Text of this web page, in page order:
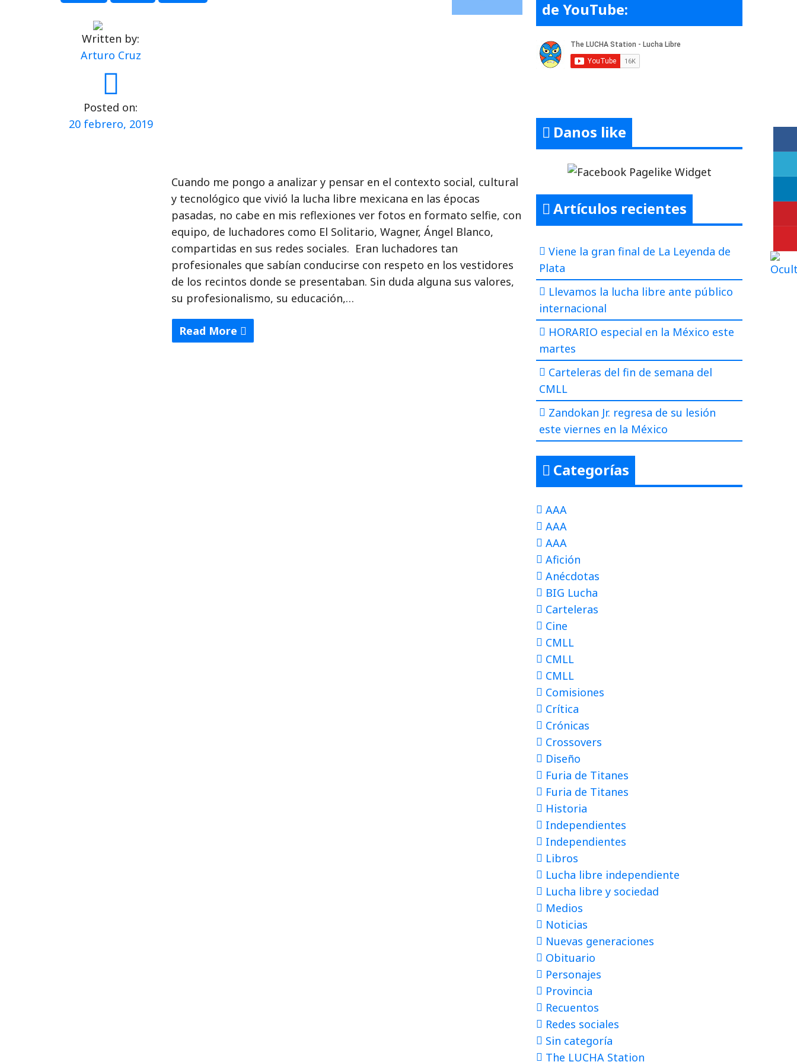
Written by:
Arturo Cruz
Posted on:
20 febrero, 2019
Cuando me pongo a analizar y pensar en el contexto social, cultural
y tecnológico que vivió la lucha libre mexicana en las épocas
pasadas, no cabe en mis reflexiones ver fotos en formato selfie, con
equipo, de luchadores como El Solitario, Wagner, Ángel Blanco,
compartidas en sus redes sociales. Eran luchadores tan
profesionales que sabían conducirse con respeto en los vestidores
de los recintos donde se presentaban. Sin duda alguna sus valores,
su profesionalismo, su educación,…
Read More
de YouTube:
Danos like
Artículos recientes
Viene la gran final de La Leyenda de
Plata
Llevamos la lucha libre ante público
internacional
HORARIO especial en la México este
martes
Carteleras del fin de semana del
CMLL
Zandokan Jr. regresa de su lesión
este viernes en la México
Categorías
AAA
AAA
AAA
Afición
Anécdotas
BIG Lucha
Carteleras
Cine
CMLL
CMLL
CMLL
Comisiones
Crítica
Crónicas
Crossovers
Diseño
Furia de Titanes
Furia de Titanes
Historia
Independientes
Independientes
Libros
Lucha libre independiente
Lucha libre y sociedad
Medios
Noticias
Nuevas generaciones
Obituario
Personajes
Provincia
Recuentos
Redes sociales
Sin categoría
The LUCHA Station